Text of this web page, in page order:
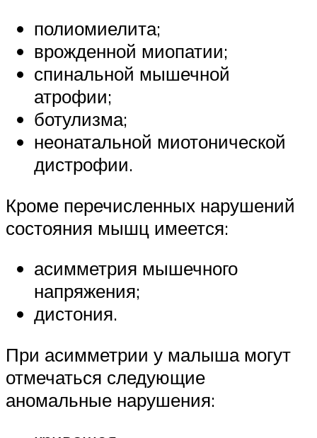
полиомиелита;
врожденной миопатии;
спинальной мышечной
атрофии;
ботулизма;
неонатальной миотонической
дистрофии.
Кроме перечисленных нарушений
состояния мышц имеется:
асимметрия мышечного
напряжения;
дистония.
При асимметрии у малыша могут
отмечаться следующие
аномальные нарушения: